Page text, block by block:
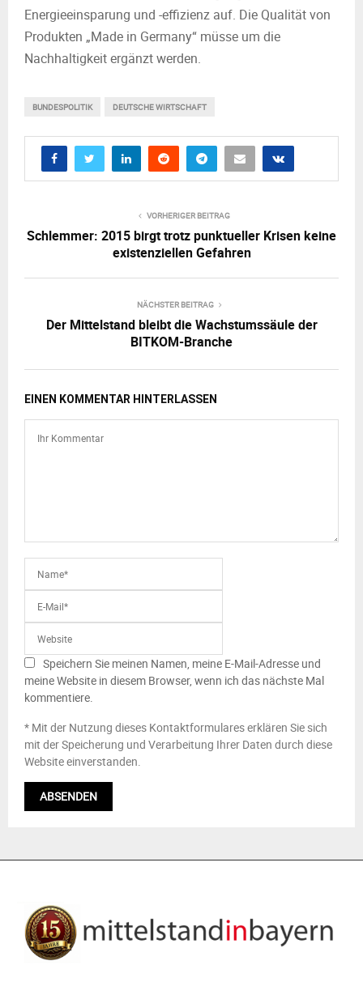
Energieeinsparung und -effizienz auf. Die Qualität von
Produkten „Made in Germany“ müsse um die
Nachhaltigkeit ergänzt werden.
BUNDESPOLITIK DEUTSCHE WIRTSCHAFT
VORHERIGER BEITRAG
Schlemmer: 2015 birgt trotz punktueller Krisen keine
existenziellen Gefahren
NÄCHSTER BEITRAG
Der Mittelstand bleibt die Wachstumssäule der
BITKOM-Branche
EINEN KOMMENTAR HINTERLASSEN
Speichern Sie meinen Namen, meine E-Mail-Adresse und
meine Website in diesem Browser, wenn ich das nächste Mal
kommentiere.
* Mit der Nutzung dieses Kontaktformulares erklären Sie sich
mit der Speicherung und Verarbeitung Ihrer Daten durch diese
Website einverstanden.